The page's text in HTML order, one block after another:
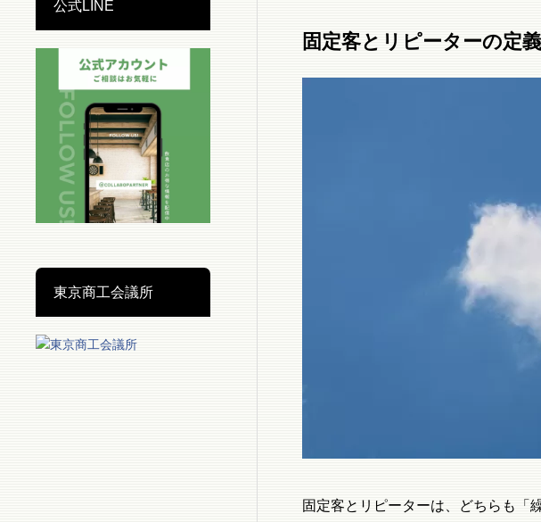
固定客とリピーターの定
固定客とリピーターは、どちらも「
公式LINE
東京商工会議所